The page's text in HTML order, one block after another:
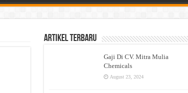
Artikel Terbaru
Gaji Di CV. Mitra Mulia
Chemicals
August 23, 2024